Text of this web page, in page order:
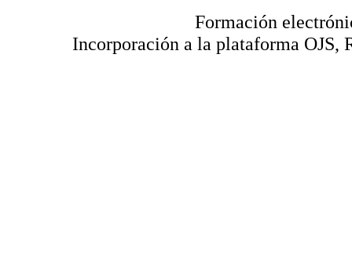
Formación
Incorporación a la plataforma OJS,